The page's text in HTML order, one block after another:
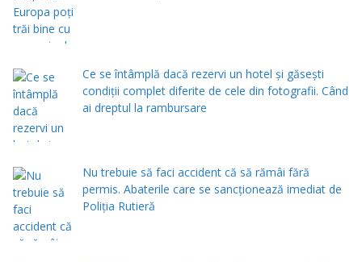
Ce se întâmplă dacă rezervi un hotel și găsești
condiții complet diferite de cele din fotografii. Când
ai dreptul la rambursare
Nu trebuie să faci accident că să rămâi fără
permis. Abaterile care se sancționează imediat de
Poliţia Rutieră